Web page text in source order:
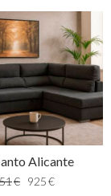
Alicante
€ 925€